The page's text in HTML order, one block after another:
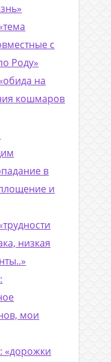
с
Роду»
на
кошмаров
в
и
низкая
мои
«дорожки